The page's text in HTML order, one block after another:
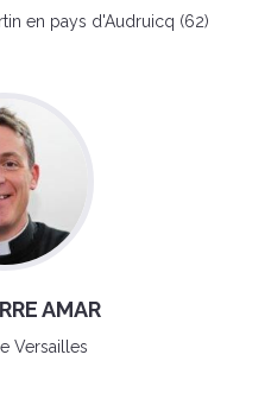
en pays d'Audruicq (62)
AMAR
Versailles